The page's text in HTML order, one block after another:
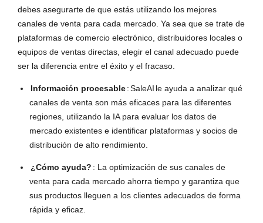
debes asegurarte de que estás utilizando los mejores
canales de venta para cada mercado. Ya sea que se trate de
plataformas de comercio electrónico, distribuidores locales o
equipos de ventas directas, elegir el canal adecuado puede
ser la diferencia entre el éxito y el fracaso.
Información procesable:SaleAI le ayuda a analizar qué
canales de venta son más eficaces para las diferentes
regiones, utilizando la IA para evaluar los datos de
mercado existentes e identificar plataformas y socios de
distribución de alto rendimiento.
¿Cómo ayuda? : La optimización de sus canales de
venta para cada mercado ahorra tiempo y garantiza que
sus productos lleguen a los clientes adecuados de forma
rápida y eficaz.